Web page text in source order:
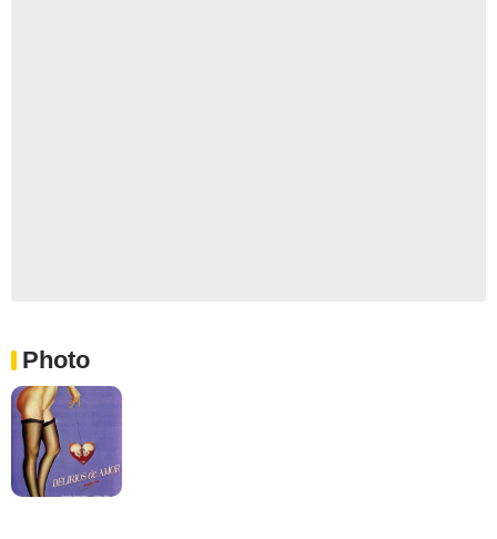
Photo